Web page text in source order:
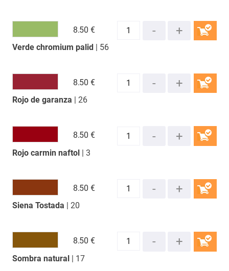
Verde chromium palid| 56
8.50 €
Rojo de garanza | 26
8.50 €
Rojo carmin naftol| 3
8.50 €
Siena Tostada | 20
8.50 €
Sombra natural| 17
8.50 €